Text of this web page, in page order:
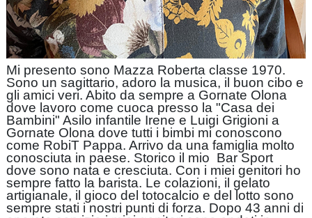
Mi presento sono Mazza Roberta classe 1970.
Sono un sagittario, adoro la musica, il buon cibo e
gli amici veri. Abito da sempre a Gornate Olona
dove lavoro come cuoca presso la "Casa dei
Bambini" Asilo infantile Irene e Luigi Grigioni a
Gornate Olona dove tutti i bimbi mi conoscono
come RobiT Pappa. Arrivo da una famiglia molto
conosciuta in paese. Storico il mio Bar Sport
dove sono nata e cresciuta. Con i miei genitori ho
sempre fatto la barista. Le colazioni, il gelato
artigianale, il gioco del totocalcio e del lotto sono
sempre stati i nostri punti di forza. Dopo 43 anni di